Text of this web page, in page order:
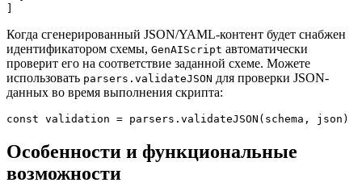
Когда сгенерированный JSON/YAML-контент будет снабжен
идентификатором схемы, GenAIScript автоматически
проверит его на соответствие заданной схеме. Можете
использовать parsers.validateJSON для проверки JSON-
данных во время выполнения скрипта:
const validation = parsers.validateJSON(schema, json)
Особенности и функциональные
возможности